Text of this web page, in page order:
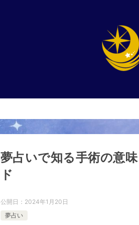
夢占いで知る手術の意
ド
公開日： 2024年1月20日
夢占い